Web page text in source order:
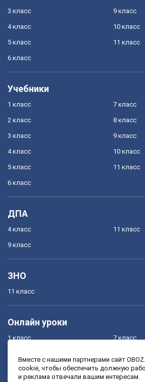
3 класс
4 класс
5 класс
6 класс
9 класс
10 класс
11 класс
Учебники
1 класс
2 класс
3 класс
4 класс
5 класс
6 класс
7 класс
8 класс
9 класс
10 класс
11 класс
ДПА
4 класс
9 класс
11 класс
ЗНО
11 класс
Онлайн уроки
1 класс
3 класс
7 класс
9 класс
Вместе с нашими партнерами сайт
cookie, чтобы обеспечить должную
и реклама отвечали вашим интересам.